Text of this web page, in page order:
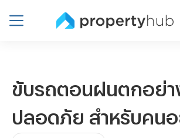
ขับรถตอนฝนตกอย่า
ปลอดภัย สำหรับคน